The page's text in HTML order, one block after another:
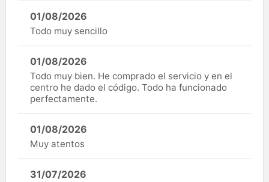
01/08/2026
Todo muy sencillo
01/08/2026
Todo muy bien. He comprado el servicio y en el
centro he dado el código. Todo ha funcionado
perfectamente.
01/08/2026
Muy atentos
31/07/2026